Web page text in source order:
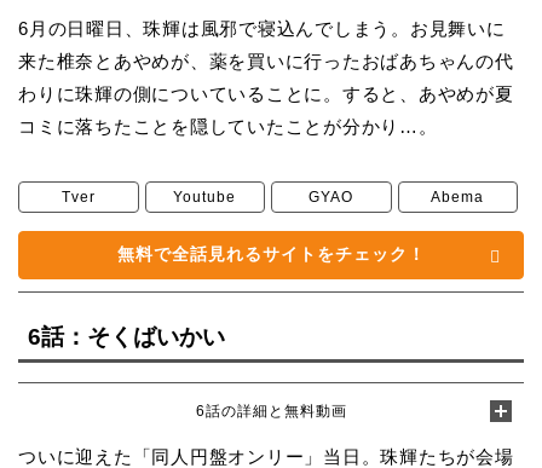
6月の日曜日、珠輝は風邪で寝込んでしまう。お見舞いに
来た椎奈とあやめが、薬を買いに行ったおばあちゃんの代
わりに珠輝の側についていることに。すると、あやめが夏
コミに落ちたことを隠していたことが分かり…。
Tver Youtube GYAO Abema
無料で全話見れるサイトをチェック！
6話：そくばいかい
6話の詳細と無料動画
ついに迎えた「同人円盤オンリー」当日。珠輝たちが会場